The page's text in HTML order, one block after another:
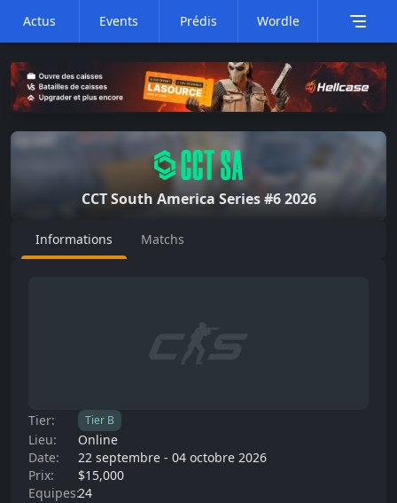
Actus Events Prédis Wordle
CCT South America Series #6 2026
Informations Matchs
Tier: Tier B
Lieu:
Online
Date:
22 septembre - 04 octobre 2026
Prix:
$15,000
Equipes:24